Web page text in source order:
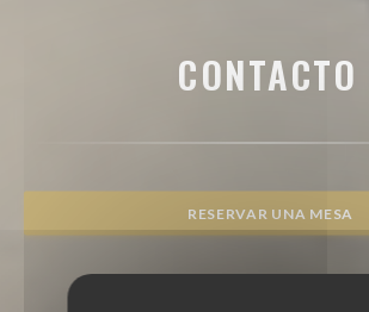
CONTACTO
RESERVAR UNA MESA